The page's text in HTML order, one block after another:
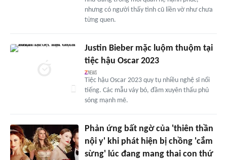
nhưng có người thấy tình cũ liền vờ như chưa
từng quen.
Justin Bieber mặc luộm thuộm tại
tiệc hậu Oscar 2023
Tiệc hậu Oscar 2023 quy tụ nhiều nghệ sĩ nổi
tiếng. Các mẫu váy bó, đầm xuyên thấu phủ
sóng mạnh mẽ.
Phản ứng bất ngờ của 'thiên thần
nội y' khi phát hiện bị chồng 'cắm
sừng' lúc đang mang thai con thứ